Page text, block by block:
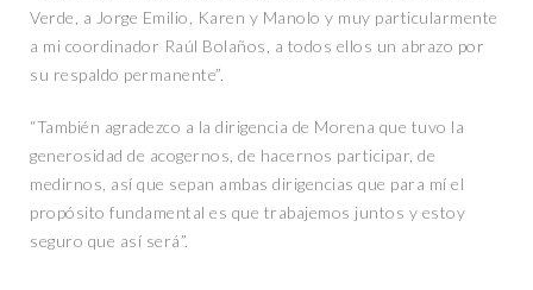
Verde, a Jorge Emilio, Karen y Manolo y muy particularmente
a mi coordinador Raúl Bolaños, a todos ellos un abrazo por
su respaldo permanente”.
“También agradezco a la dirigencia de Morena que tuvo la
generosidad de acogernos, de hacernos participar, de
medirnos, así que sepan ambas dirigencias que para mí el
propósito fundamental es que trabajemos juntos y estoy
seguro que así será”.